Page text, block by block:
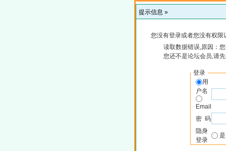
提示信息 »
您没有登录或者您没有权
读取数据错误,原因：
您还不是论坛会员,请
登录
用
户名
Email
密 码
隐身
登录